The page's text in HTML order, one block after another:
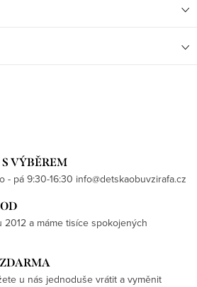
VÝBĚREM
- pá 9:30-16:30 info@detskaobuvzirafa.cz
a máme tisíce spokojených
u nás jednoduše vrátit a vyměnit